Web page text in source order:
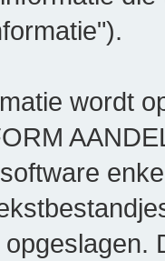
wordt